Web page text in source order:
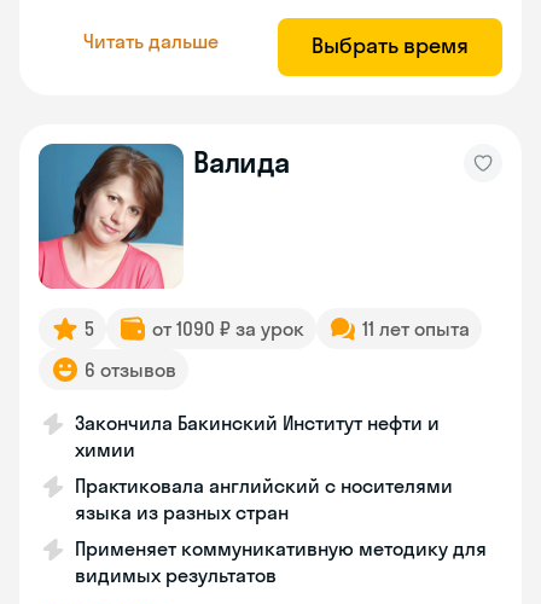
Читать дальше Выбрать время
Валида
5 от 1090 ₽ за урок
11 лет опыта
6 отзывов
Закончила Бакинский Институт нефти и
химии
Практиковала английский с носителями
языка из разных стран
Применяет коммуникативную методику для
видимых результатов